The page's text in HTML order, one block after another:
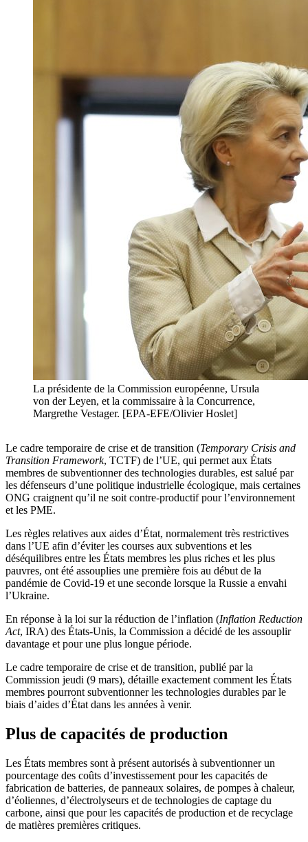
La présidente de la Commission européenne, Ursula
von der Leyen, et la commissaire à la Concurrence,
Margrethe Vestager. [EPA-EFE/Olivier Hoslet]
Le cadre temporaire de crise et de transition (Temporary Crisis and
Transition Framework, TCTF) de l’UE, qui permet aux États
membres de subventionner des technologies durables, est salué par
les défenseurs d’une politique industrielle écologique, mais certaines
ONG craignent qu’il ne soit contre-productif pour l’environnement
et les PME.
Les règles relatives aux aides d’État, normalement très restrictives
dans l’UE afin d’éviter les courses aux subventions et les
déséquilibres entre les États membres les plus riches et les plus
pauvres, ont été assouplies une première fois au début de la
pandémie de Covid-19 et une seconde lorsque la Russie a envahi
l’Ukraine.
En réponse à la loi sur la réduction de l’inflation (Inflation Reduction
Act, IRA) des États-Unis, la Commission a décidé de les assouplir
davantage et pour une plus longue période.
Le cadre temporaire de crise et de transition, publié par la
Commission jeudi (9 mars), détaille exactement comment les États
membres pourront subventionner les technologies durables par le
biais d’aides d’État dans les années à venir.
Plus de capacités de production
Les États membres sont à présent autorisés à subventionner un
pourcentage des coûts d’investissement pour les capacités de
fabrication de batteries, de panneaux solaires, de pompes à chaleur,
d’éoliennes, d’électrolyseurs et de technologies de captage du
carbone, ainsi que pour les capacités de production et de recyclage
de matières premières critiques.